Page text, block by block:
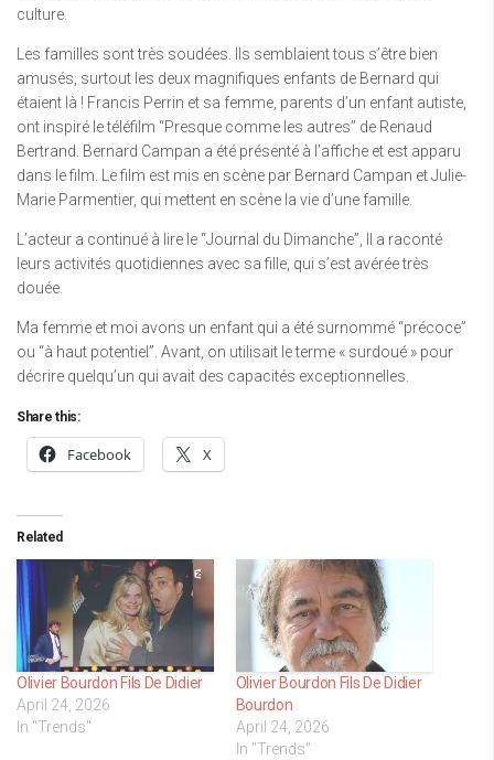
culture.
Les familles sont très soudées. Ils semblaient tous s’être bien
amusés, surtout les deux magnifiques enfants de Bernard qui
étaient là ! Francis Perrin et sa femme, parents d’un enfant autiste,
ont inspiré le téléfilm “Presque comme les autres” de Renaud
Bertrand. Bernard Campan a été présenté à l’affiche et est apparu
dans le film. Le film est mis en scène par Bernard Campan et Julie-
Marie Parmentier, qui mettent en scène la vie d’une famille.
L’acteur a continué à lire le “Journal du Dimanche”, Il a raconté
leurs activités quotidiennes avec sa fille, qui s’est avérée très
douée.
Ma femme et moi avons un enfant qui a été surnommé “précoce”
ou “à haut potentiel”. Avant, on utilisait le terme « surdoué » pour
décrire quelqu’un qui avait des capacités exceptionnelles.
Share this:
Facebook X
Related
Olivier Bourdon Fils De Didier
April 24, 2026
In "Trends"
Olivier Bourdon Fils De Didier
Bourdon
April 24, 2026
In "Trends"